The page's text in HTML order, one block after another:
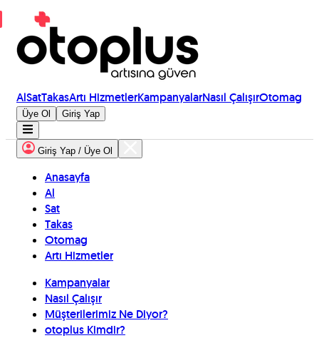
AlSatTakasArtı HizmetlerKampanyalarNasıl ÇalışırOtomag
Üye Ol Giriş Yap
Giriş Yap / Üye Ol
Anasayfa
Al
Sat
Takas
Otomag
Artı Hizmetler
Kampanyalar
Nasıl Çalışır
Müşterilerimiz Ne Diyor?
otoplus Kimdir?